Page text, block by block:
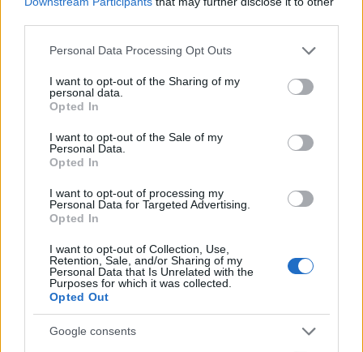
Please note that this website/app uses one or more Google
not limited to your visit or usage behaviour. You may click to
grant or deny consent to Google and its third-party tags to
use your data for below specified purposes in below Google
consent section.
Personal Data Processing Opt Outs
I want to opt-out of the Sharing of my
personal data.
Opted In
I want to opt-out of the Sale of my
Personal Data.
Opted In
I want to opt-out of processing my
Personal Data for Targeted Advertising.
Opted In
I want to opt-out of Collection, Use,
Retention, Sale, and/or Sharing of my
Personal Data that Is Unrelated with the
Purposes for which it was collected.
Opted Out
Google consents
természetvédelmi érték veszélyeztetésével.
Az alábbi társadalmi szervezetek ezúton
tartja a természeti értékek megőrzését. A
bojkotthoz csatlakozók nem vásárolnak az
mond természetromboló tervéről!
a bojkotthoz aláírásukkal. Ugyanitt olvasható
a kapcsolódó levelezés, valamint minden
A dunakeszi tőzegláp értékeiről, az eddigi civil
ellenállás eseményeiről a
Aláíró civilek: